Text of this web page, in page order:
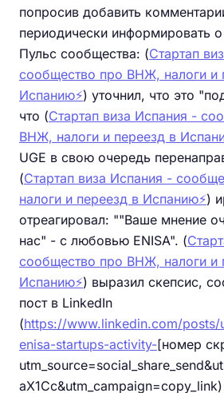
попросив добавить
периодически информировать
Пульс сообщества: (Стартап
сообщество про ВНЖ, налоги и
Испанию⚡️) уточнил, что это
что (Стартап виза Испания -
ВНЖ, налоги и переезд в
UGE в свою очередь
(Стартап виза Испания -
налоги и переезд в Испанию⚡️)
отреагировал: ""Ваше мнение
нас" - с любовью ENISA". (
сообщество про ВНЖ, налоги и
Испанию⚡️) выразил скепсис,
пост в LinkedIn
(https://www.linkedin.com/posts/
enisa-startups-activity-[номер